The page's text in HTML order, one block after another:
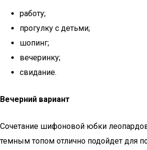
работу;
прогулку с детьми;
шопинг;
вечеринку;
свидание.
Вечерний вариант
Сочетание шифоновой юбки
темным топом отлично подойдет для